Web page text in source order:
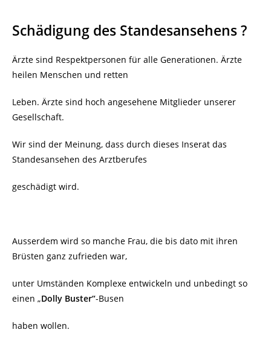
Schädigung des Standesansehens ?
Ärzte sind Respektpersonen für alle Generationen. Ärzte
heilen Menschen und retten
Leben. Ärzte sind hoch angesehene Mitglieder unserer
Gesellschaft.
Wir sind der Meinung, dass durch dieses Inserat das
Standesansehen des Arztberufes
geschädigt wird.
Ausserdem wird so manche Frau, die bis dato mit ihren
Brüsten ganz zufrieden war,
unter Umständen Komplexe entwickeln und unbedingt so
einen „Dolly Buster“-Busen
haben wollen.